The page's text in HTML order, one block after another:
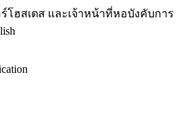
ฮสเตส และเจ้าหน้าที่หอบังคับการ